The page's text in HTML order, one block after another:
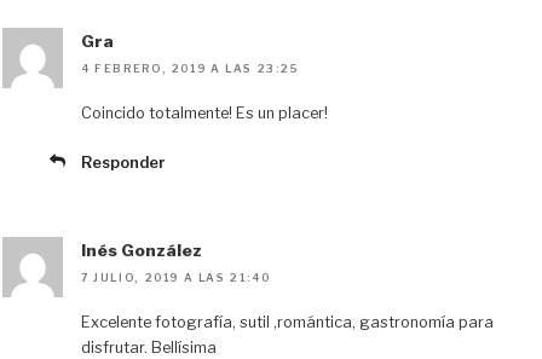
Gra
4 FEBRERO, 2019 A LAS 23:25
Coincido totalmente! Es un placer!
Responder
Inés González
7 JULIO, 2019 A LAS 21:40
Excelente fotografía, sutil ,romántica, gastronomía para
disfrutar. Bellísima